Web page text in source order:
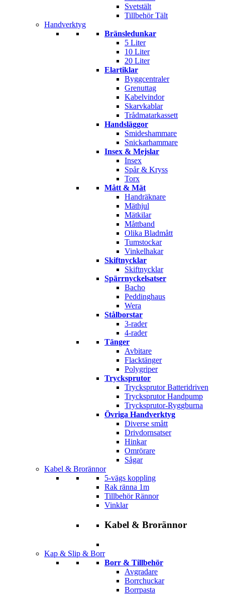
Svetstält
Tillbehör Tält
Handverktyg
Bränsledunkar
5 Liter
10 Liter
20 Liter
Elartiklar
Byggcentraler
Grenuttag
Kabelvindor
Skarvkablar
Trådmatarkassett
Handsläggor
Smideshammare
Snickarhammare
Insex & Mejslar
Insex
Spår & Kryss
Torx
Mått & Mät
Handräknare
Mäthjul
Mätkilar
Måttband
Olika Bladmått
Tumstockar
Vinkelhakar
Skiftnycklar
Skiftnycklar
Spärrnyckelsatser
Bacho
Peddinghaus
Wera
Stålborstar
3-rader
4-rader
Tänger
Avbitare
Flacktänger
Polygriper
Trycksprutor
Trycksprutor Batteridriven
Trycksprutor Handpump
Trycksprutor-Ryggburna
Övriga Handverktyg
Diverse smått
Drivdornsatser
Hinkar
Omrörare
Sågar
Kabel & Brorännor
5-vägs koppling
Rak ränna 1m
Tillbehör Rännor
Vinklar
Kabel & Brorännor
Kap & Slip & Borr
Borr & Tillbehör
Avgradare
Borrchuckar
Borrpasta